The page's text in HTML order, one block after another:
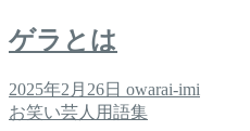
ゲラとは
2025年2月26日 owarai-imi
お笑い芸人用語集